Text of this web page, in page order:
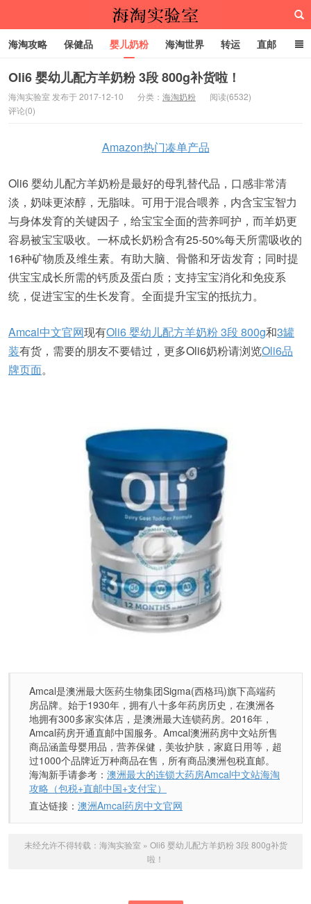
海淘攻略 保健品 婴儿奶粉 海淘世界 转运 直邮
代购服务
Oli6 婴幼儿配方羊奶粉 3段 800g补货啦！
海淘实验室 发布于 2017-12-10 分类： 海淘奶粉
阅读(6532)
评论(0)
Amazon热门凑单产品
Oli6 婴幼儿配方羊奶粉是最好的母乳替代品，口感非常清
淡，奶味更浓醇，无脂味。可用于混合喂养，内含宝宝智力
与身体发育的关键因子，给宝宝全面的营养呵护，而羊奶更
容易被宝宝吸收。一杯成长奶粉含有25-50%每天所需吸收的
16种矿物质及维生素。有助大脑、骨骼和牙齿发育；同时提
供宝宝成长所需的钙质及蛋白质；支持宝宝消化和免疫系
统，促进宝宝的生长发育。全面提升宝宝的抵抗力。
Amcal中文官网现有Oli6 婴幼儿配方羊奶粉 3段 800g和3罐
装有货，需要的朋友不要错过，更多Oli6奶粉请浏览Oli6品
牌页面。
Amcal是澳洲最大医药生物集团Sigma(西格玛)旗下高端药
房品牌。始于1930年，拥有八十多年药房历史，在澳洲各
地拥有300多家实体店，是澳洲最大连锁药房。2016年，
Amcal药房开通直邮中国服务。Amcal澳洲药房中文站所售
商品涵盖母婴用品，营养保健，美妆护肤，家庭日用等，超
过1000个品牌近万种商品在售，所有商品澳洲包税直邮。
海淘新手请参考： 澳洲最大的连锁大药房Amcal中文站海淘
攻略（包税+直邮中国+支付宝）
直达链接： 澳洲Amcal药房中文官网
未经允许不得转载： 海淘实验室 » Oli6 婴幼儿配方羊奶粉 3段 800g补货
啦！